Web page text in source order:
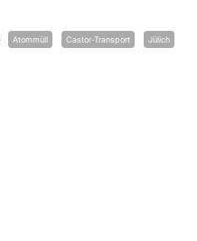
Atommüll Castor-Transport Jülich